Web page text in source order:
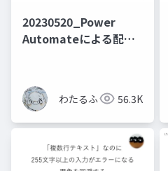
20230520_Power
Automateによる配列
わたるふ 56.3K